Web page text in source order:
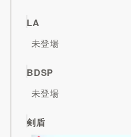
LA
未登場
BDSP
未登場
剣盾